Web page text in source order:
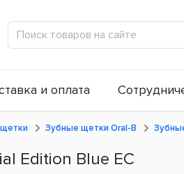
и оплата
Зубные щетки Oral-B
Edition Blue ЕС